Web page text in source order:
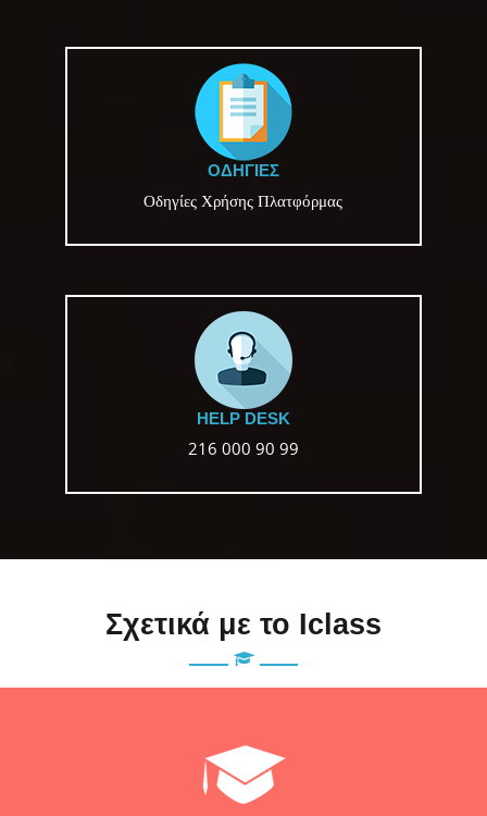
ΟΔΗΓΊΕΣ
Οδηγίες Χρήσης Πλατφόρμας
HELP DESK
216 000 90 99
Σχετικά με το Iclass